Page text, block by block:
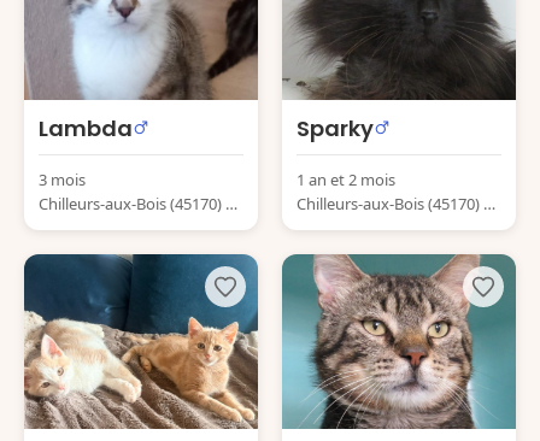
Lambda
3 mois
Chilleurs-aux-Bois (45170) Fr
ance
Sparky
1 an et 2 mois
Chilleurs-aux-Bois (45170) Fr
ance